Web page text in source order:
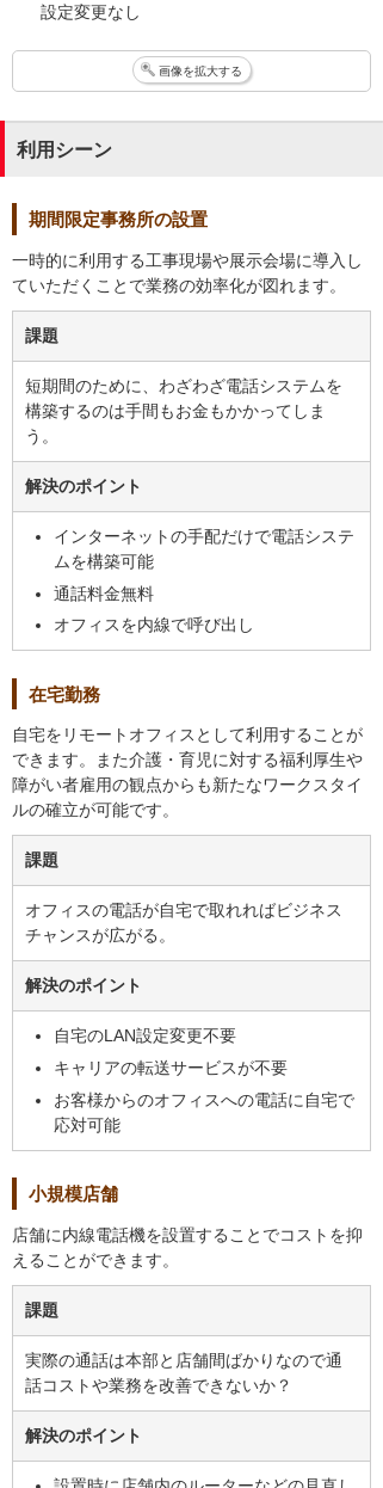
設定変更なし
画像を拡大する
利用シーン
期間限定事務所の設置
一時的に利用する工事現場や展示会場に導入し
ていただくことで業務の効率化が図れます。
課題
短期間のために、わざわざ電話システムを
構築するのは手間もお金もかかってしま
う。
解決のポイント
インターネットの手配だけで電話システ
ムを構築可能
通話料金無料
オフィスを内線で呼び出し
在宅勤務
自宅をリモートオフィスとして利用することが
できます。また介護・育児に対する福利厚生や
障がい者雇用の観点からも新たなワークスタイ
ルの確立が可能です。
課題
オフィスの電話が自宅で取れればビジネス
チャンスが広がる。
解決のポイント
自宅のLAN設定変更不要
キャリアの転送サービスが不要
お客様からのオフィスへの電話に自宅で
応対可能
小規模店舗
店舗に内線電話機を設置することでコストを抑
えることができます。
課題
実際の通話は本部と店舗間ばかりなので通
話コストや業務を改善できないか？
解決のポイント